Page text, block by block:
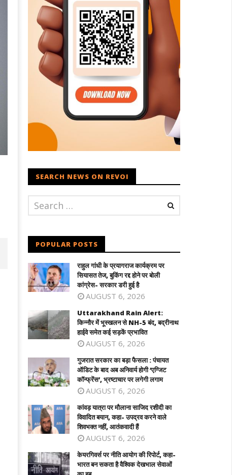
गुजरात सरकार का बड़ा फैसला : पंचायत ऑडिट के
बाद अब अनिवार्य होगी 'एग्जिट कॉन्फ्रेंस',
September
18, 2025
कांवड़ यात्रा पर मौलाना साजिद रशीदी का
बयान, कहा- उपद्रव करने वाले शिवभक्त नहीं,
आतंकवादी हैं
September
18, 2025
SEARCH NEWS ON REVOI
POPULAR POSTS
राहुल गांधी के प्रयागराज कार्यक्रम पर
सियासत तेज, बुकिंग रद्द होने पर बोली
कांग्रेस- सरकार डरी हुई है
AUGUST 6, 2026
Uttarakhand Rain Alert:
किन्नौर में भूस्खलन से NH-5 बंद, बद्रीनाथ
हाईवे समेत कई सड़कें प्रभावित
AUGUST 6, 2026
गुजरात सरकार का बड़ा फैसला : पंचायत
ऑडिट के बाद अब अनिवार्य होगी ‘एग्जिट
कॉन्फ्रेंस’, भ्रष्टाचार पर लगेगी लगाम
AUGUST 6, 2026
कांवड़ यात्रा पर मौलाना साजिद रशीदी का
विवादित बयान, कहा- उपद्रव करने वाले
शिवभक्त नहीं, आतंकवादी हैं
AUGUST 6, 2026
केयरगिवर्स पर नीति आयोग की रिपोर्ट, कहा-
भारत बन सकता है वैश्विक देखभाल सेवाओं